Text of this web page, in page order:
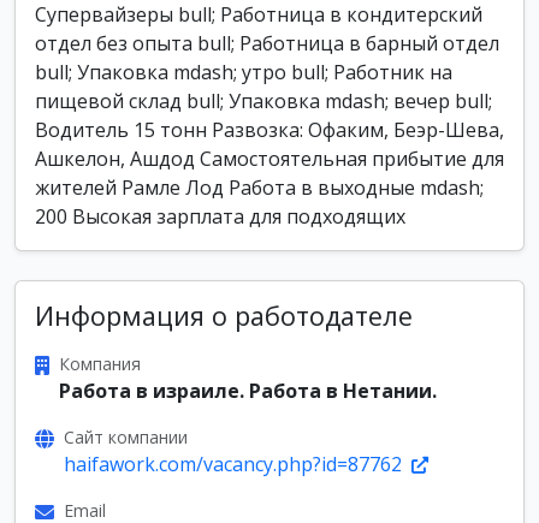
Супервайзеры bull; Работница в кондитерский
отдел без опыта bull; Работница в барный отдел
bull; Упаковка mdash; утро bull; Работник на
пищевой склад bull; Упаковка mdash; вечер bull;
Водитель 15 тонн Развозка: Офаким, Беэр-Шева,
Ашкелон, Ашдод Самостоятельная прибытие для
жителей Рамле Лод Работа в выходные mdash;
200 Высокая зарплата для подходящих
Информация о работодателе
Компания
Работа в израиле. Работа в Нетании.
Сайт компании
haifawork.com/vacancy.php?id=87762
Email